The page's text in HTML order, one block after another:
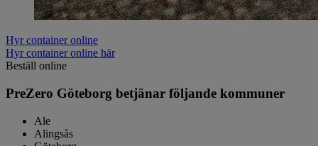
Hyr container online
Hyr container online här
Beställ online
PreZero Göteborg betjänar följande kommuner
Ale
Alingsås